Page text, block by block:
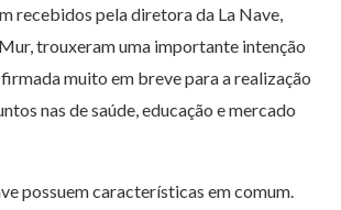
recebidos pela diretora da La Nave,
trouxeram uma importante intenção
muito em breve para a realização
nas de saúde, educação e mercado
possuem características em comum.